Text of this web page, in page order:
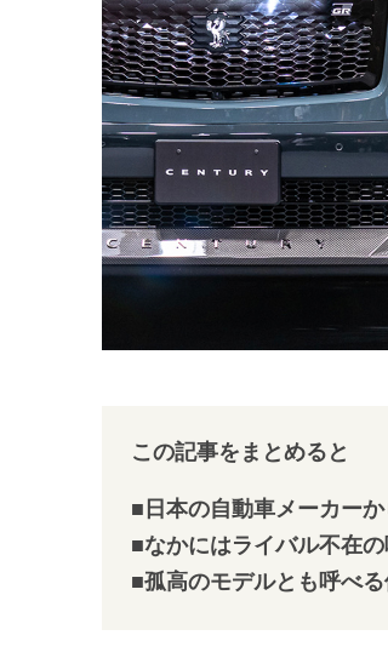
この記事をまとめると
■日本の自動車メーカー
■なかにはライバル不在
■孤高のモデルとも呼べ